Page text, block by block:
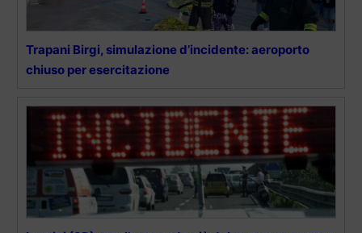
Trapani Birgi, simulazione d’incidente: aeroporto
chiuso per esercitazione